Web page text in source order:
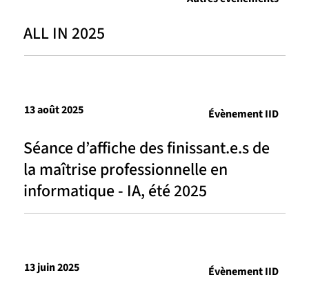
ALL IN 2025
Séance d’affiche des finissant.e.s de
la maîtrise professionnelle en
informatique - IA, été 2025
13 août 2025 Évènement IID
13 juin 2025 Évènement IID